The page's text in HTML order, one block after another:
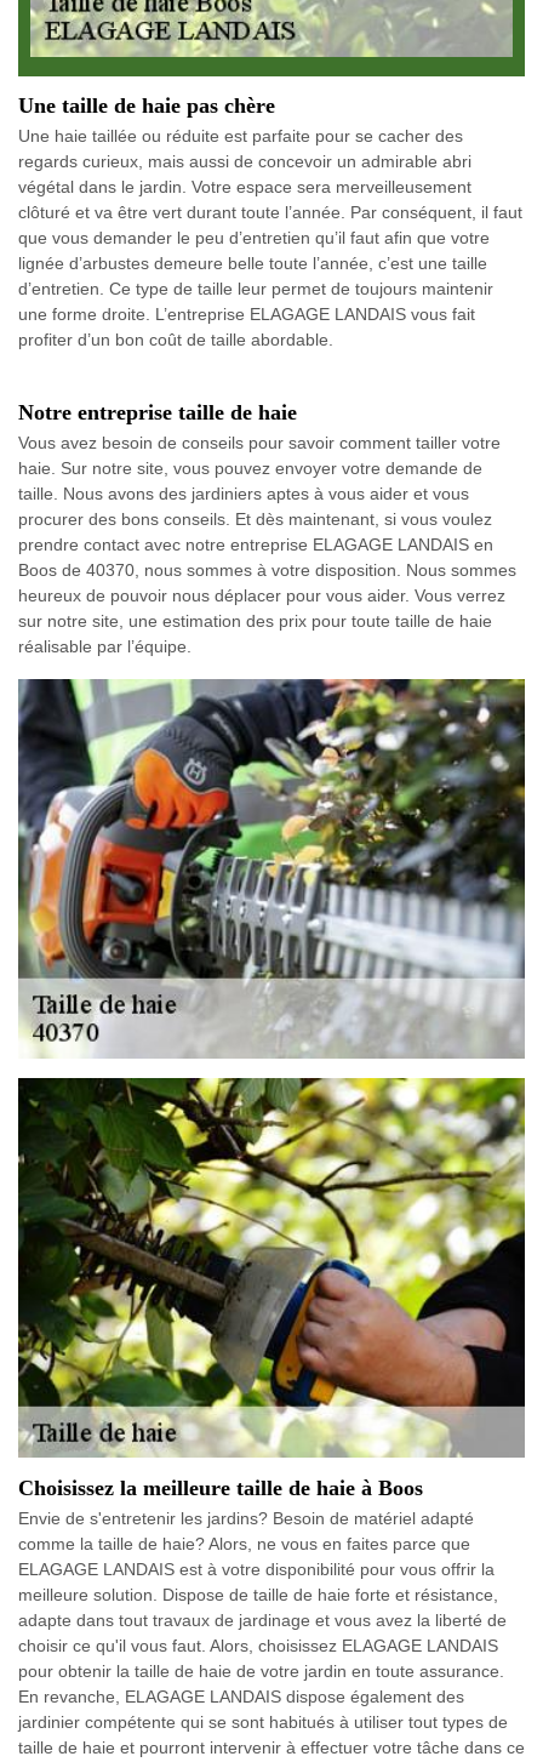
Une taille de haie pas chère
Une haie taillée ou réduite est parfaite pour se cacher des
regards curieux, mais aussi de concevoir un admirable abri
végétal dans le jardin. Votre espace sera merveilleusement
clôturé et va être vert durant toute l’année. Par conséquent, il faut
que vous demander le peu d’entretien qu’il faut afin que votre
lignée d’arbustes demeure belle toute l’année, c’est une taille
d’entretien. Ce type de taille leur permet de toujours maintenir
une forme droite. L’entreprise ELAGAGE LANDAIS vous fait
profiter d’un bon coût de taille abordable.
Notre entreprise taille de haie
Vous avez besoin de conseils pour savoir comment tailler votre
haie. Sur notre site, vous pouvez envoyer votre demande de
taille. Nous avons des jardiniers aptes à vous aider et vous
procurer des bons conseils. Et dès maintenant, si vous voulez
prendre contact avec notre entreprise ELAGAGE LANDAIS en
Boos de 40370, nous sommes à votre disposition. Nous sommes
heureux de pouvoir nous déplacer pour vous aider. Vous verrez
sur notre site, une estimation des prix pour toute taille de haie
réalisable par l’équipe.
Choisissez la meilleure taille de haie à Boos
Envie de s'entretenir les jardins? Besoin de matériel adapté
comme la taille de haie? Alors, ne vous en faites parce que
ELAGAGE LANDAIS est à votre disponibilité pour vous offrir la
meilleure solution. Dispose de taille de haie forte et résistance,
adapte dans tout travaux de jardinage et vous avez la liberté de
choisir ce qu'il vous faut. Alors, choisissez ELAGAGE LANDAIS
pour obtenir la taille de haie de votre jardin en toute assurance.
En revanche, ELAGAGE LANDAIS dispose également des
jardinier compétente qui se sont habitués à utiliser tout types de
taille de haie et pourront intervenir à effectuer votre tâche dans ce